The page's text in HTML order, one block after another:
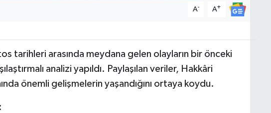
A- A+
tarihleri arasında meydana gelen olayların bir önceki
analizi yapıldı. Paylaşılan veriler, Hakkâri
önemli gelişmelerin yaşandığını ortaya koydu.